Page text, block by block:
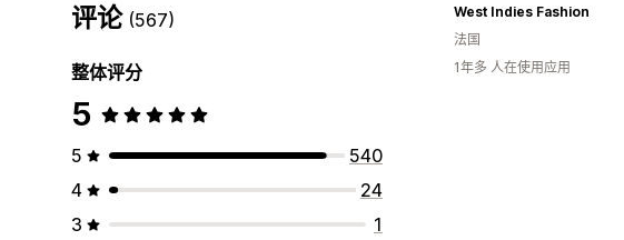
评论 (567)
整体评分
5
5
540
4
24
3
1
West Indies Fashion
法国
1年多 人在使用应用